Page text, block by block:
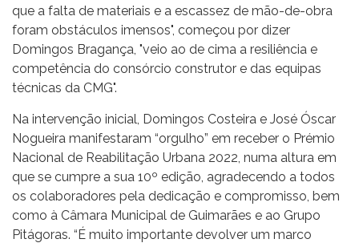
que a falta de materiais e a escassez de mão-de-obra
foram obstáculos imensos", começou por dizer
Domingos Bragança, "veio ao de cima a resiliência e
competência do consórcio construtor e das equipas
técnicas da CMG".
Na intervenção inicial, Domingos Costeira e José Óscar
Nogueira manifestaram “orgulho” em receber o Prémio
Nacional de Reabilitação Urbana 2022, numa altura em
que se cumpre a sua 10º edição, agradecendo a todos
os colaboradores pela dedicação e compromisso, bem
como à Câmara Municipal de Guimarães e ao Grupo
Pitágoras. “É muito importante devolver um marco